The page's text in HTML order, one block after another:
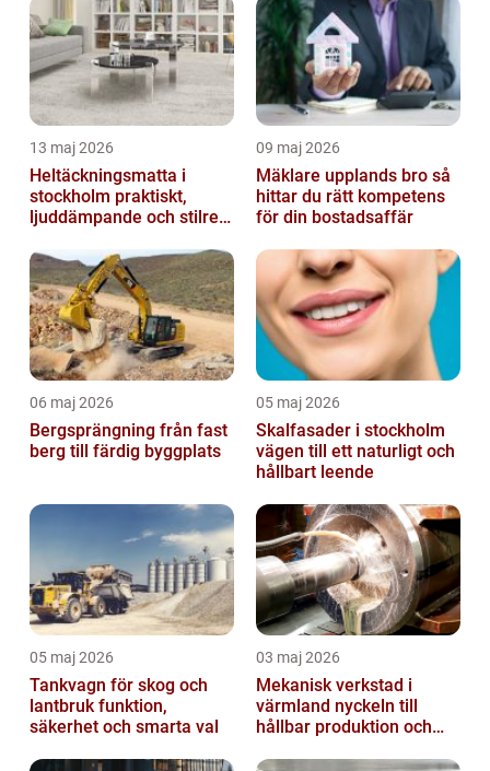
13 maj 2026
Heltäckningsmatta i
stockholm praktiskt,
ljuddämpande och stilrent
09 maj 2026
Mäklare upplands bro så
hittar du rätt kompetens
för din bostadsaffär
06 maj 2026
Bergsprängning från fast
berg till färdig byggplats
05 maj 2026
Skalfasader i stockholm
vägen till ett naturligt och
hållbart leende
05 maj 2026
Tankvagn för skog och
lantbruk funktion,
säkerhet och smarta val
03 maj 2026
Mekanisk verkstad i
värmland nyckeln till
hållbar produktion och